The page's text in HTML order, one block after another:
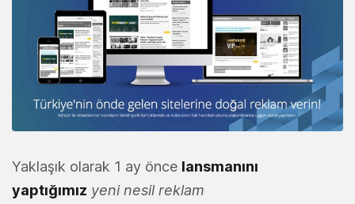
Yaklaşık olarak 1 ay önce lansmanını
yaptığımız yeni nesil reklam